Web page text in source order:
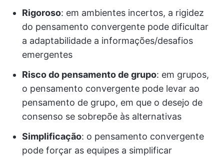
Rigoroso: em ambientes incertos, a rigidez
do pensamento convergente pode dificultar
a adaptabilidade a informações/desafios
emergentes
Risco do pensamento de grupo: em grupos,
o pensamento convergente pode levar ao
pensamento de grupo, em que o desejo de
consenso se sobrepõe às alternativas
Simplificação: o pensamento convergente
pode forçar as equipes a simplificar